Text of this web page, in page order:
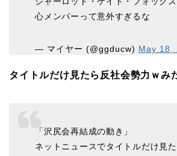
心メンバーって意外すぎるな
— マイヤー (@ggducw) May 18,
タイトルだけ見たら反社会勢力ｗみ
「沢尻会再結成の動き」
ネットニュースでタイトルだけ見